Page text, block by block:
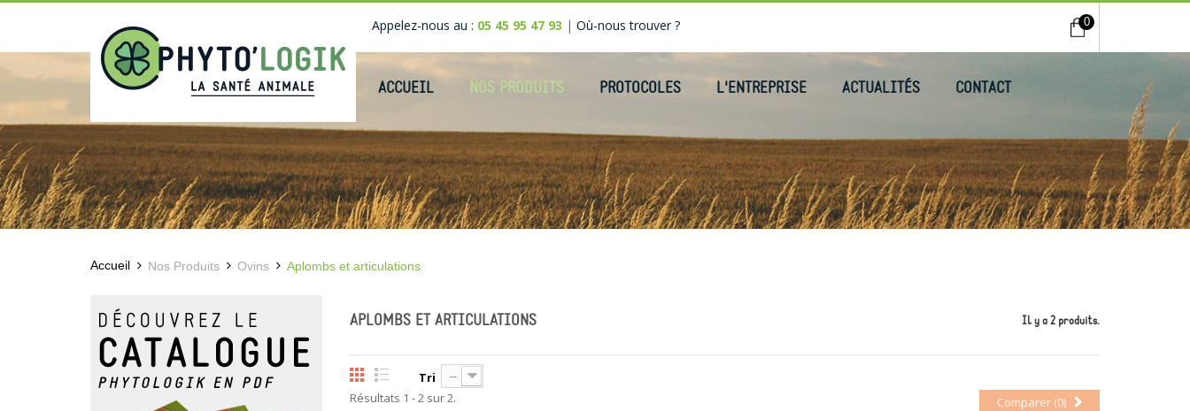
0
Appelez-nous au : 05 45 95 47 93 | Où-nous trouver ?
ACCUEIL NOS PRODUITS PROTOCOLES L'ENTREPRISE ACTUALITÉS CONTACT
Accueil Nos Produits Ovins Aplombs et articulations
APLOMBS ET ARTICULATIONS Il y a 2 produits.
Tri --
Comparer (0)
Résultats 1 - 2 sur 2.